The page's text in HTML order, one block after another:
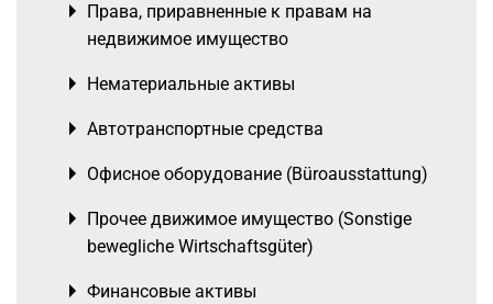
Права, приравненные к правам на
недвижимое имущество
Toggle menu
Нематериальные активы
Toggle menu
Автотранспортные средства
Toggle menu
Офисное оборудование (Büroausstattung)
Toggle menu
Прочее движимое имущество (Sonstige
bewegliche Wirtschaftsgüter)
Toggle menu
Финансовые активы
Toggle menu